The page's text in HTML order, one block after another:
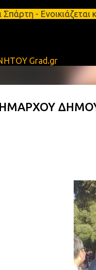
Grad.gr
ΔΗΜΟΥ